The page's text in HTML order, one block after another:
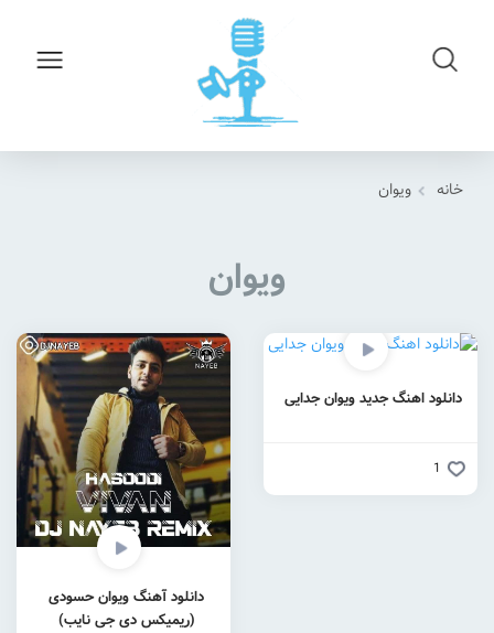
خانه ویوان
ویوان
دانلود اهنگ جدید ویوان جدایی
1
دانلود آهنگ ویوان حسودی
(ریمیکس دی جی نایب)